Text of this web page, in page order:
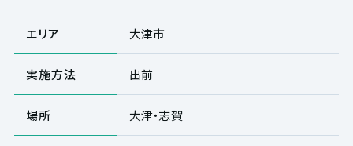
エリア 大津市
実施方法 出前
場所 大津・志賀